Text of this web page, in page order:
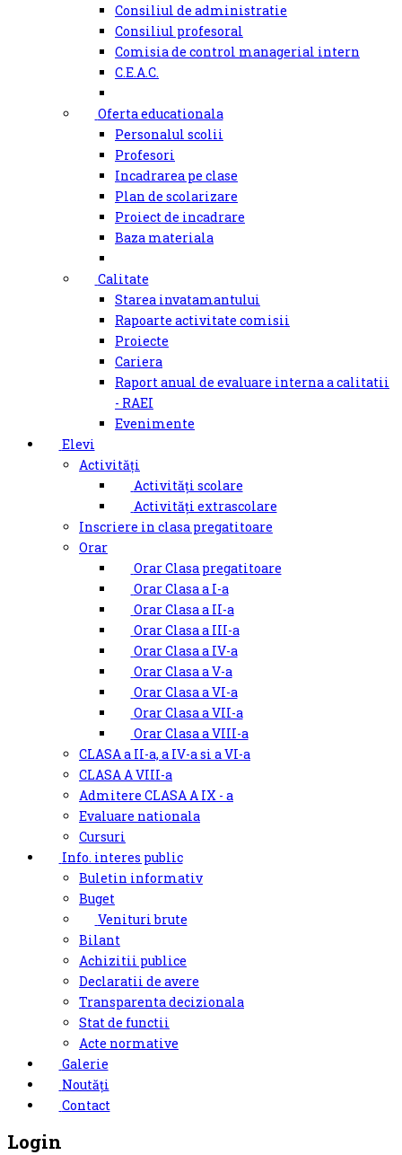
Consiliul de administratie
Consiliul profesoral
Comisia de control managerial intern
C.E.A.C.
Oferta educationala
Personalul scolii
Profesori
Incadrarea pe clase
Plan de scolarizare
Proiect de incadrare
Baza materiala
Calitate
Starea invatamantului
Rapoarte activitate comisii
Proiecte
Cariera
Raport anual de evaluare interna a calitatii
- RAEI
Evenimente
Elevi
Activități
Activități scolare
Activități extrascolare
Inscriere in clasa pregatitoare
Orar
Orar Clasa pregatitoare
Orar Clasa a I-a
Orar Clasa a II-a
Orar Clasa a III-a
Orar Clasa a IV-a
Orar Clasa a V-a
Orar Clasa a VI-a
Orar Clasa a VII-a
Orar Clasa a VIII-a
CLASA a II-a, a IV-a si a VI-a
CLASA A VIII-a
Admitere CLASA A IX - a
Evaluare nationala
Cursuri
Info. interes public
Buletin informativ
Buget
Venituri brute
Bilant
Achizitii publice
Declaratii de avere
Transparenta decizionala
Stat de functii
Acte normative
Galerie
Noutăți
Contact
Login